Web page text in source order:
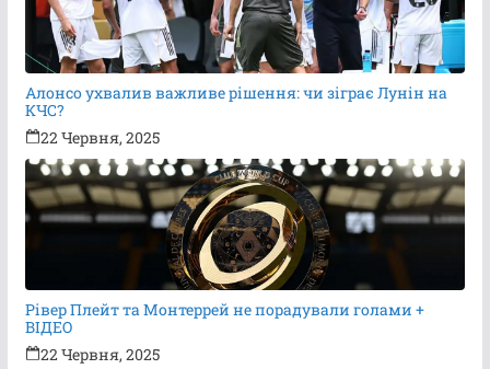
Алонсо ухвалив важливе рішення: чи зіграє Лунін на
КЧС?
22 Червня, 2025
Рівер Плейт та Монтеррей не порадували голами +
ВІДЕО
22 Червня, 2025